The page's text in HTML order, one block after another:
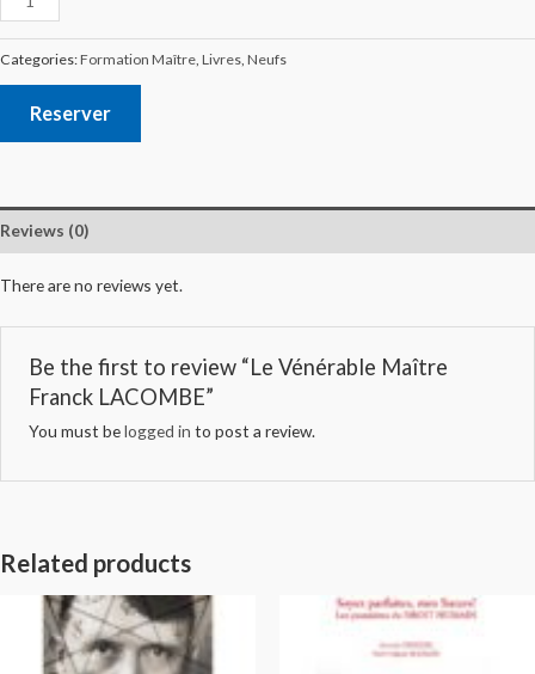
Categories:Formation Maître Livres Neufs
Reserver
Reviews (0)
There are no reviews yet.
Be the first to review “Le Vénérable Maître
Franck LACOMBE”
You must belogged in to post a review.
Related products